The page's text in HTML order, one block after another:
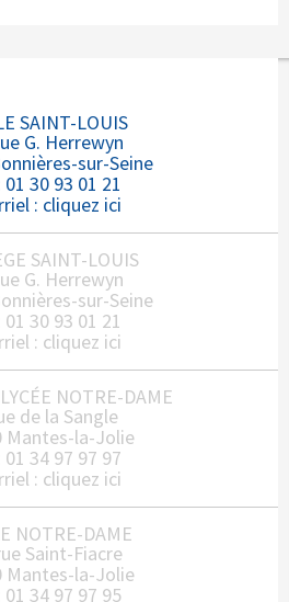
SAINT-LOUIS
G. Herrewyn
sur-Seine
01 30 93 01 21
: cliquez ici
SAINT-LOUIS
G. Herrewyn
sur-Seine
01 30 93 01 21
: cliquez ici
NOTRE-DAME
de la Sangle
Mantes-la-Jolie
01 34 97 97 97
: cliquez ici
NOTRE-DAME
Saint-Fiacre
Mantes-la-Jolie
01 34 97 97 95